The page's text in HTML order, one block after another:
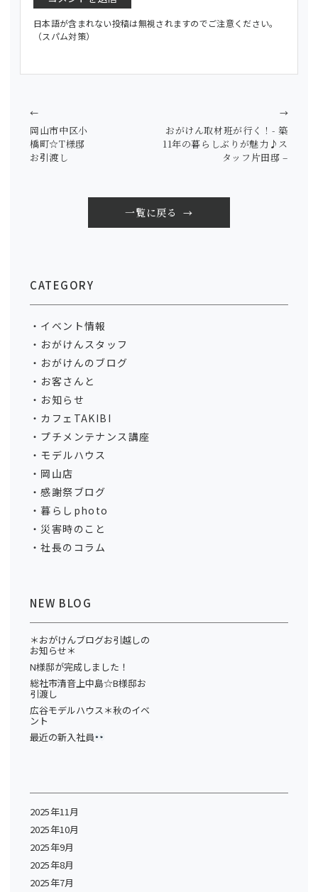
日本語が含まれない投稿は無視されますのでご注意ください。
（スパム対策）
岡山市中区小
橋町☆T様邸
お引渡し
←
一覧に戻る
おがけん取材班が行く！- 築
11年の暮らしぶりが魅力♪ス
タッフ片田邸 –
→
CATEGORY
イベント情報
おがけんスタッフ
おがけんのブログ
お客さんと
お知らせ
カフェTAKIBI
プチメンテナンス講座
モデルハウス
岡山店
感謝祭ブログ
暮らしphoto
災害時のこと
社長のコラム
NEW BLOG
＊おがけんブログお引越しの
お知らせ＊
N様邸が完成しました！
総社市清音上中島☆B様邸お
引渡し
広谷モデルハウス＊秋のイベ
ント
最近の新入社員
2025年11月
2025年10月
2025年9月
2025年8月
2025年7月